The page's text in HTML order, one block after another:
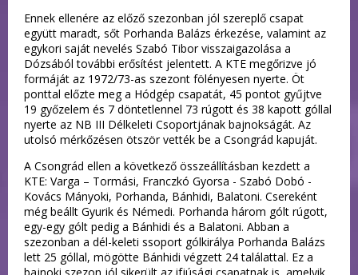
Ennek ellenére az előző szezonban jól szereplő csapat
együtt maradt, sőt Porhanda Balázs érkezése, valamint az
egykori saját nevelés Szabó Tibor visszaigazolása a
Dózsából további erősítést jelentett. A KTE megőrizve jó
formáját az 1972/73-as szezont fölényesen nyerte. Öt
ponttal előzte meg a Hódgép csapatát, 45 pontot gyűjtve
19 győzelem és 7 döntetlennel 73 rúgott és 38 kapott góllal
nyerte az NB III Délkeleti Csoportjának bajnokságát. Az
utolsó mérkőzésen ötször vették be a Csongrád kapuját.
A Csongrád ellen a következő összeállításban kezdett a
KTE: Varga – Tormási, Franczkó Gyorsa - Szabó Dobó -
Kovács Mányoki, Porhanda, Bánhidi, Balatoni. Csereként
még beállt Gyurik és Némedi. Porhanda három gólt rúgott,
egy-egy gólt pedig a Bánhidi és a Balatoni. Abban a
szezonban a dél-keleti ssoport gólkirálya Porhanda Balázs
lett 25 góllal, mögötte Bánhidi végzett 24 találattal. Ez a
bajnoki szezon jól sikerült az ifjúsági csapatnak is, amelyik